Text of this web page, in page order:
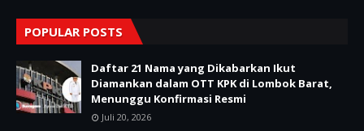
POPULAR POSTS
Daftar 21 Nama yang Dikabarkan Ikut
Diamankan dalam OTT KPK di Lombok Barat,
Menunggu Konfirmasi Resmi
Juli 20, 2026